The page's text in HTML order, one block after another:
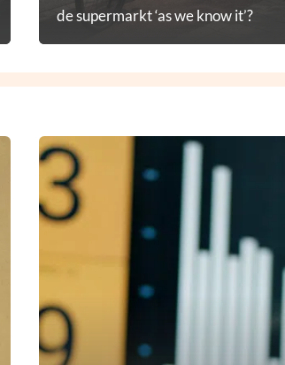
de supermarkt ‘as we know it’?